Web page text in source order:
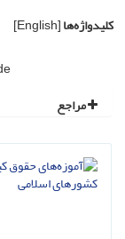
کلیدواژه‌ها[English]
مراجع